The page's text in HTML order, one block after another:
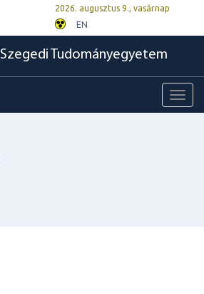
2026. augusztus 9., vasárnap
EN
Szegedi Tudományegyetem